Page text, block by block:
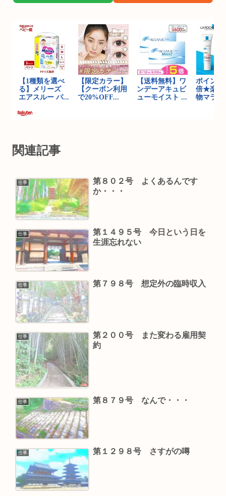
関連記事
仕事
第８０２号 よくあるんです
か・・・
仕事
第１４９５号 今日という日を
生涯忘れない
仕事 第７９８号 想定外の臨時収入
仕事
第２００号 また変わる雇用契
約
仕事 第８７９号 なんで・・・
仕事 第１２９８号 さすがの噂